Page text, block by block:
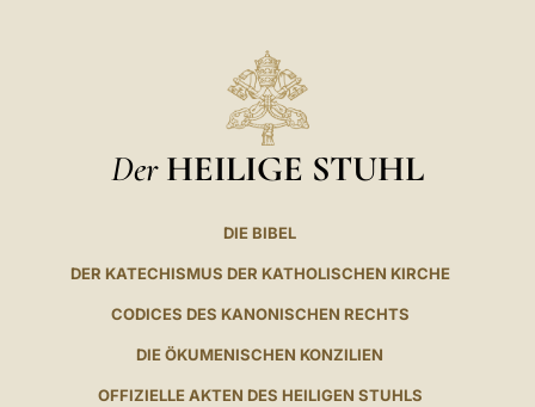
Der HEILIGE STUHL
DIE BIBEL
DER KATECHISMUS DER KATHOLISCHEN KIRCHE
CODICES DES KANONISCHEN RECHTS
DIE ÖKUMENISCHEN KONZILIEN
OFFIZIELLE AKTEN DES HEILIGEN STUHLS